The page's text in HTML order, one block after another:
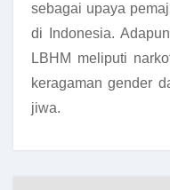
sebagai upaya
di Indonesia.
LBHM meliputi
keragaman gender
jiwa.